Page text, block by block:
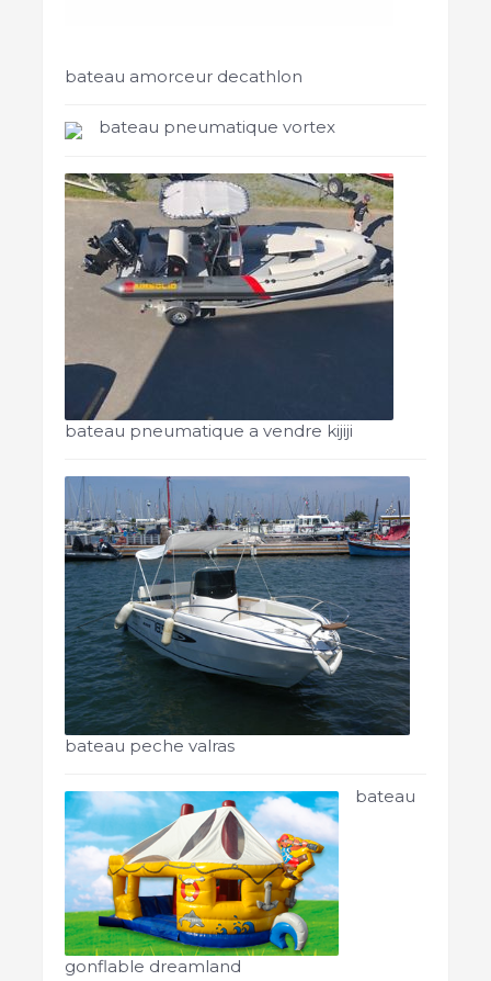
bateau amorceur decathlon
bateau pneumatique vortex
bateau pneumatique a vendre kijiji
bateau peche valras
bateau
gonflable dreamland